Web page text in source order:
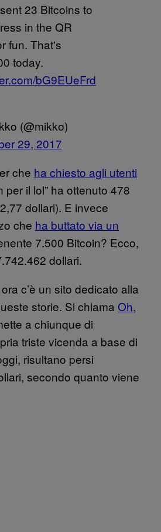
23 Bitcoins to
in the QR
fun. That's
today.
bG9EUeFrd
(@mikko)
29, 2017
che ha chiesto agli utenti
per il lol” ha ottenuto 478
dollari). E invece
che ha buttato via un
7.500 Bitcoin? Ecco,
dollari.
c’è un sito dedicato alla
storie. Si chiama Oh,
a chiunque di
triste vicenda a base di
risultano persi
secondo quanto viene